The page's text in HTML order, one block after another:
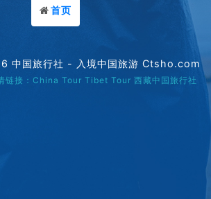
首页
中国旅行社 - 入境中国旅游 Ctsho.com
链接： China Tour Tibet Tour 西藏中国旅行社